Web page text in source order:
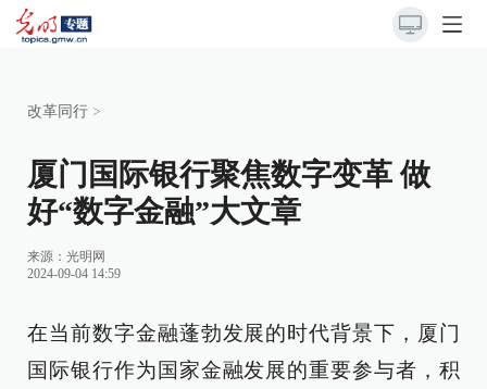
改革同行 >
厦门国际银行聚焦数字变革 做
好“数字金融”大文章
来源： 光明网
2024-09-04 14:59
在当前数字金融蓬勃发展的时代背景下，厦门
国际银行作为国家金融发展的重要参与者，积